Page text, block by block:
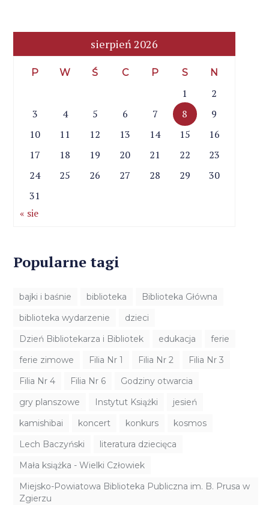
sierpień 2026
P W Ś C P S N
1
2
3
4 5 6 7 8
9
10
11 12 13 14 15
16
17
18 19 20 21 22
23
24
25 26 27 28 29
30
31
« sie
Popularne tagi
bajki i baśnie biblioteka
Biblioteka Główna
biblioteka wydarzenie
dzieci
Dzień Bibliotekarza i Bibliotek
edukacja
ferie
ferie zimowe
Filia Nr 1 Filia Nr 2
Filia Nr 3
Filia Nr 4
Filia Nr 6
Godziny otwarcia
gry planszowe
Instytut Książki
jesień
kamishibai
koncert konkurs
kosmos
Lech Baczyński
literatura dziecięca
Mała książka - Wielki Człowiek
Miejsko-Powiatowa Biblioteka Publiczna im. B. Prusa w
Zgierzu